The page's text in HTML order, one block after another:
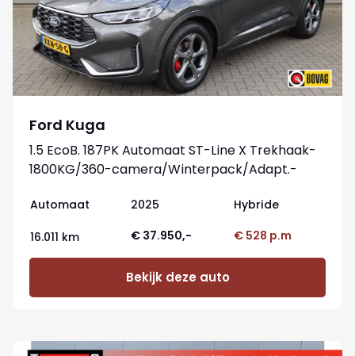
Ford Kuga
1.5 EcoB. 187PK Automaat ST-Line X Trekhaak-
1800KG/360-camera/Winterpack/Adapt.-
Automaat 2025 Hybride
16.011 km € 37.950,- € 528 p.m
Bekijk deze auto